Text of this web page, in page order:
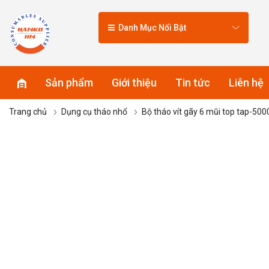
Danh Mục Nổi Bật
Sản phẩm Giới thiệu Tin tức Liên hệ
Trang chủ Dụng cụ tháo nhổ Bộ tháo vít gãy 6 mũi top tap-